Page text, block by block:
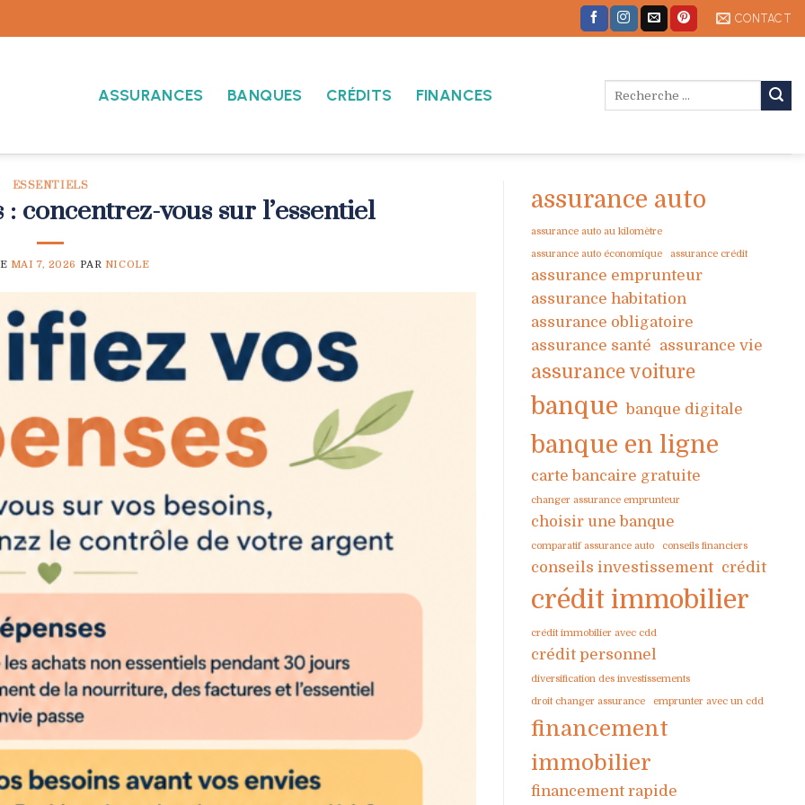
CONTACT
ASSURANCES BANQUES CRÉDITS FINANCES
ESSENTIELS
concentrez-vous sur l’essentiel
MAI 7, 2026 PAR NICOLE
assurance auto
assurance auto au kilomètre
assurance auto économique
assurance crédit
assurance emprunteur
assurance habitation
assurance obligatoire
assurance santé assurance vie
assurance voiture
banque banque digitale
banque en ligne
carte bancaire gratuite
changer assurance emprunteur
choisir une banque
comparatif assurance auto conseils financiers
conseils investissement crédit
crédit immobilier
crédit immobilier avec cdd
crédit personnel
diversification des investissements
droit changer assurance
emprunter avec un cdd
financement
immobilier
financement rapide